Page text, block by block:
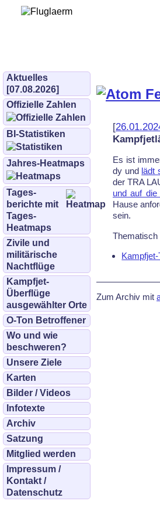
Aktuelles
[07.08.2026]
Offizielle Zahlen
BI-Statistiken
Jahres-Heatmaps
Tages­
berichte mit
Tages-
Heatmaps
Zivile und
militärische
Nachtflüge
Kampfjet-
Überflüge
ausgewählter Orte
O-Ton Betroffener
Wo und wie
beschweren?
Unsere Ziele
Karten
Bilder / Videos
Infotexte
Archiv
Satzung
Mitglied werden
Impressum /
Kontakt /
Datenschutz
[
Es ist
dy und lädt
der TRA
und auf die
Hau­se
sein.
The­ma­tisch
Zum Archiv mit